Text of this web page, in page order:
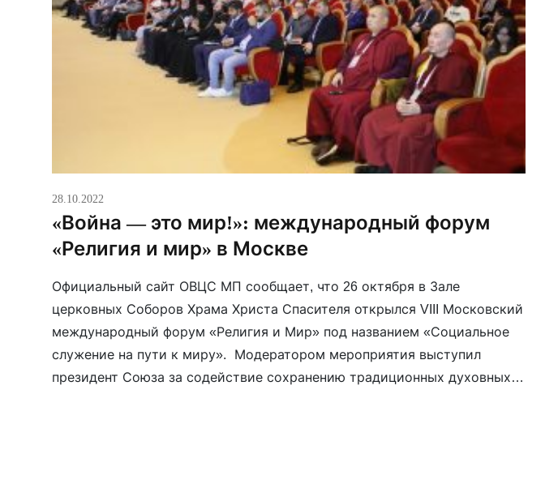
28.10.2022
«Война — это мир!»: международный форум
«Религия и мир» в Москве
Официальный сайт ОВЦС МП сообщает, что 26 октября в Зале
церковных Соборов Храма Христа Спасителя открылся VIII Московский
международный форум «Религия и Мир» под названием «Социальное
служение на пути к миру». Модератором мероприятия выступил
президент Союза за содействие сохранению традиционных духовных